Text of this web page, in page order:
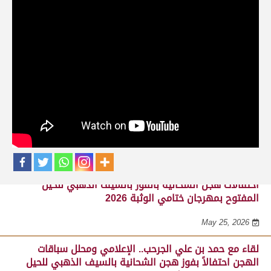
الشحانية بالسيف الذهبي للحيل المفتوح
بميدان الوثبة 22-05-2026
احتفالات هجن الشحانية بالفوز بالسيف الذهبي للحيل
المفتوح بمهرجان ختامي الوثبة 2026
May 25, 2026
لقاء مع حمد بن علي الجرحب.. الإعلامي ومحلل سباقات
الهجن احتفالاً بفوز هجن الشحانية بالسيف الذهبي للحيل